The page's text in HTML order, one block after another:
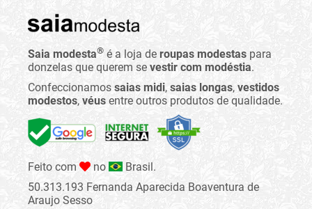
Saia modesta® é a loja de roupas modestas para
donzelas que querem se vestir com modéstia.
Confeccionamos saias midi, saias longas, vestidos
modestos, véus entre outros produtos de qualidade.
Feito com no
Brasil.
50.313.193 Fernanda Aparecida Boaventura de
Araujo Sesso